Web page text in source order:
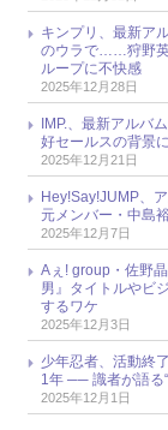
キンプリ、最新ア
のウラで……狩野英
ループに不快感
2025年12月28日
IMP.、最新アルバ
好セールスの背景
2025年12月21日
Hey!Say!JUMP、
元メンバー・中島
2025年12月7日
Aぇ! group・佐野
男』タイトルやビ
するワケ
2025年12月3日
少年忍者、活動終
1年 ── 識者が語る
2025年12月1日